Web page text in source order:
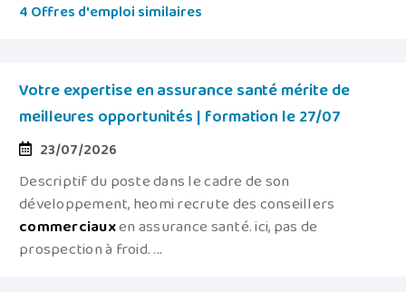
4 Offres d'emploi similaires
Votre expertise en assurance santé mérite de
meilleures opportunités | formation le 27/07
23/07/2026
Descriptif du poste dans le cadre de son
développement, heomi recrute des conseillers
commerciauxen assurance santé. ici, pas de
prospection à froid. ...